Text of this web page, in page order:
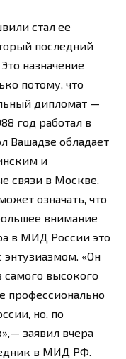
стал ее
последний
назначение
потому, что
дипломат —
год работал в
Вашадзе обладает
и
связи в Москве.
означать, что
внимание
в МИД России это
«Он
высокого
профессионально
но, по
заявил вчера
в МИД РФ.